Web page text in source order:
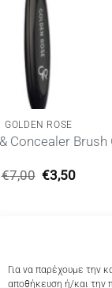
Για να παρέχουμε την
αποθήκευση ή/και την
GOLDEN ROSE
Concealer Brush
€7,00 Original
€3,50Η
28210 91906
94712